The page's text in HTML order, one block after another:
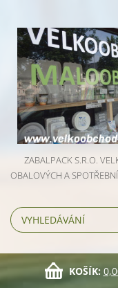
ZABALPACK S.R.O.
OBALOVÝCH A
KOŠÍK: